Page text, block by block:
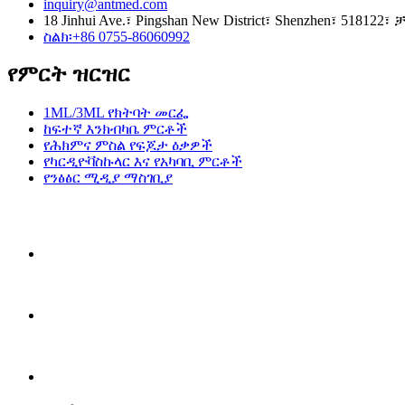
inquiry@antmed.com
18 Jinhui Ave.፣ Pingshan New District፣ Shenzhen፣ 518122፣
ስልክ፡+86 0755-86060992
የምርት ዝርዝር
1ML/3ML የክትባት መርፌ
ከፍተኛ እንክብካቤ ምርቶች
የሕክምና ምስል የፍጆታ ዕቃዎች
የካርዲዮቫስኩላር እና የአካባቢ ምርቶች
የንፅፅር ሚዲያ ማስገቢያ